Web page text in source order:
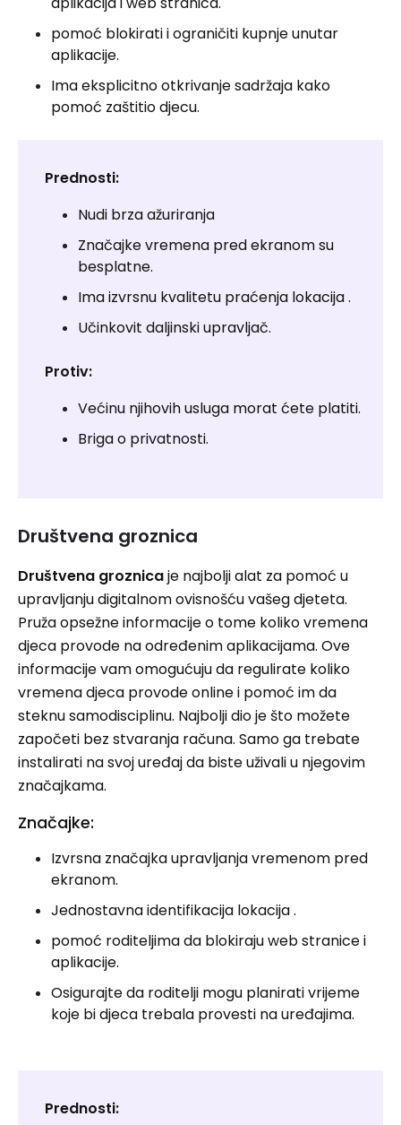
pomoć blokirati i ograničiti kupnje unutar
aplikacije.
Ima eksplicitno otkrivanje sadržaja kako
pomoć zaštitio djecu.
Prednosti:
Nudi brza ažuriranja
Značajke vremena pred ekranom su
besplatne.
Ima izvrsnu kvalitetu praćenja lokacija .
Učinkovit daljinski upravljač.
Protiv:
Većinu njihovih usluga morat ćete platiti.
Briga o privatnosti.
Društvena groznica
Društvena groznicaje najbolji alat za pomoć u
upravljanju digitalnom ovisnošću vašeg djeteta.
Pruža opsežne informacije o tome koliko vremena
djeca provode na određenim aplikacijama. Ove
informacije vam omogućuju da regulirate koliko
vremena djeca provode online i pomoć im da
steknu samodisciplinu. Najbolji dio je što možete
započeti bez stvaranja računa. Samo ga trebate
instalirati na svoj uređaj da biste uživali u njegovim
značajkama.
Značajke:
Izvrsna značajka upravljanja vremenom pred
ekranom.
Jednostavna identifikacija lokacija .
pomoć roditeljima da blokiraju web stranice i
aplikacije.
Osigurajte da roditelji mogu planirati vrijeme
koje bi djeca trebala provesti na uređajima.
Prednosti: